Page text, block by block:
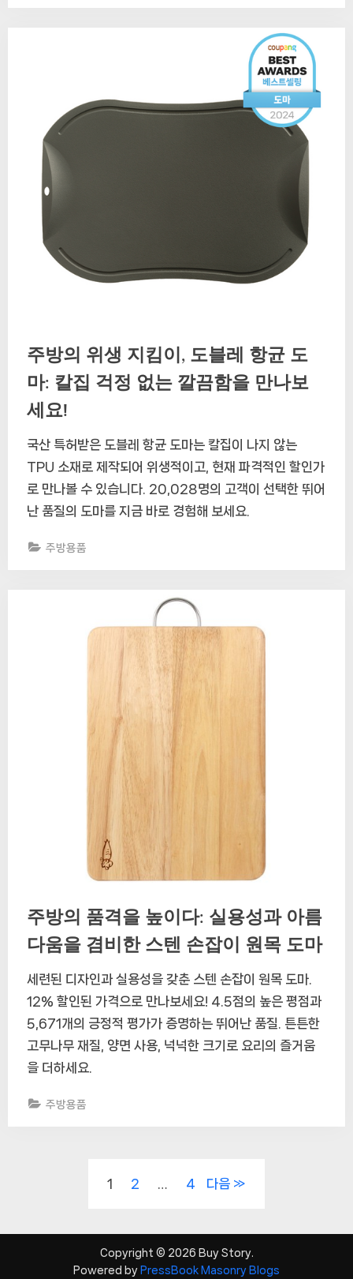
주방의 위생 지킴이, 도블레 항균 도
마: 칼집 걱정 없는 깔끔함을 만나보
세요!
국산 특허받은 도블레 항균 도마는 칼집이 나지 않는
TPU 소재로 제작되어 위생적이고, 현재 파격적인 할인가
로 만나볼 수 있습니다. 20,028명의 고객이 선택한 뛰어
난 품질의 도마를 지금 바로 경험해 보세요.
주방용품
주방의 품격을 높이다: 실용성과 아름
다움을 겸비한 스텐 손잡이 원목 도마
세련된 디자인과 실용성을 갖춘 스텐 손잡이 원목 도마.
12% 할인된 가격으로 만나보세요! 4.5점의 높은 평점과
5,671개의 긍정적 평가가 증명하는 뛰어난 품질. 튼튼한
고무나무 재질, 양면 사용, 넉넉한 크기로 요리의 즐거움
을 더하세요.
주방용품
이
1 2 4 다음
Copyright © 2026 Buy Story.
Powered by PressBook Masonry Blogs